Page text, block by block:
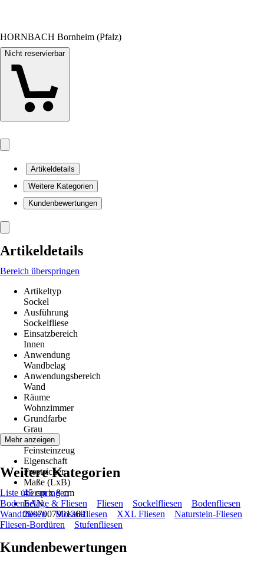
HORNBACH Bornheim (Pfalz)
Nicht reservierbar
Artikeldetails
Weitere Kategorien
Kundenbewertungen
Artikeldetails
Bereich überspringen
Artikeltyp
Sockel
Ausführung
Sockelfliese
Einsatzbereich
Innen
Anwendung
Wandbelag
Anwendungsbereich
Wand
Räume
Wohnzimmer
Grundfarbe
Grau
Material
Feinsteinzeug
Eigenschaft
Frostsicher
Maße (LxB)
45 cm x 8 cm
EAN
2007007901369
Mehr anzeigen
Weitere Kategorien
Liste überspringen
Bodenbeläge & Fliesen
Fliesen Sockelfliesen
Bodenfliesen
Wandfliesen
Mosaikfliesen XXL Fliesen
Naturstein-Fliesen
Fliesen-Bordüren
Stufenfliesen
Kundenbewertungen